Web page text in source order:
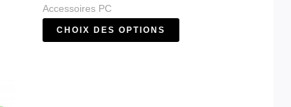
Accessoires PC
CHOIX DES OPTIONS